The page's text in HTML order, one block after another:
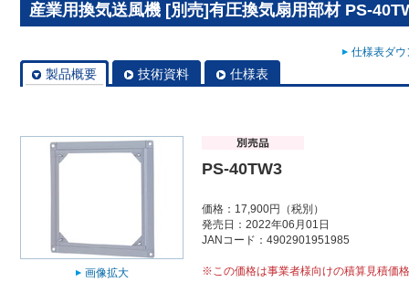
産業用換気送風機 [別売]有圧換気扇用部材 PS-
仕様表ダ
製品概要 技術資料 仕様表
画像拡大
PS-40TW3
価格：17,900円（税別）
発売日：2022年06月01日
JANコード：4902901951985
※この価格は事業者様向けの積算見積価